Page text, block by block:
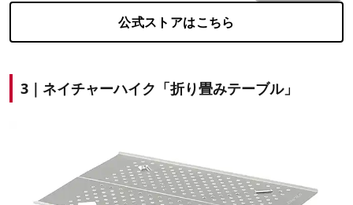
公式ストアはこちら
3｜ネイチャーハイク「折り畳みテーブル」